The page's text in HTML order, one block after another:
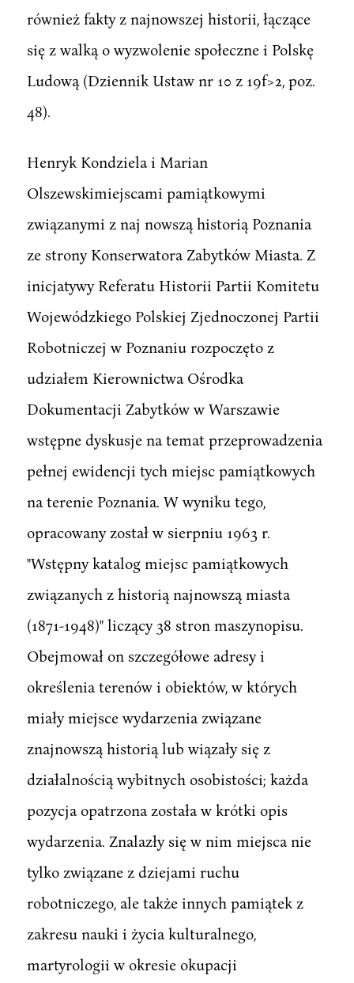
również fakty z najnowszej historii, łączące
się z walką o wyzwolenie społeczne i Polskę
Ludową (Dziennik Ustaw nr 10 z 19f>2, poz.
48).
Henryk Kondziela i Marian
Olszewskimiejscami pamiątkowymi
związanymi z naj nowszą historią Poznania
ze strony Konserwatora Zabytków Miasta. Z
inicjatywy Referatu Historii Partii Komitetu
Wojewódzkiego Polskiej Zjednoczonej Partii
Robotniczej w Poznaniu rozpoczęto z
udziałem Kierownictwa Ośrodka
Dokumentacji Zabytków w Warszawie
wstępne dyskusje na temat przeprowadzenia
pełnej ewidencji tych miejsc pamiątkowych
na terenie Poznania. W wyniku tego,
opracowany został w sierpniu 1963 r.
"Wstępny katalog miejsc pamiątkowych
związanych z historią najnowszą miasta
(1871-1948)" liczący 38 stron maszynopisu.
Obejmował on szczegółowe adresy i
określenia terenów i obiektów, w których
miały miejsce wydarzenia związane
znajnowszą historią lub wiązały się z
działalnością wybitnych osobistości; każda
pozycja opatrzona została w krótki opis
wydarzenia. Znalazły się w nim miejsca nie
tylko związane z dziejami ruchu
robotniczego, ale także innych pamiątek z
zakresu nauki i życia kulturalnego,
martyrologii w okresie okupacji